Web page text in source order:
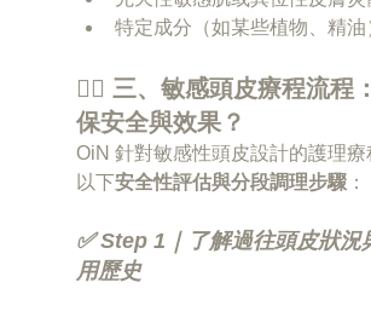
特定成分（如某些植物、精
🧖‍♀️ 三、敏感頭皮療程流程
保安全與效果？
OiN 針對敏感性頭皮設計的護理療
以下安全性評估與分段調理步驟：
✅ Step 1｜了解過往頭皮狀況
用歷史